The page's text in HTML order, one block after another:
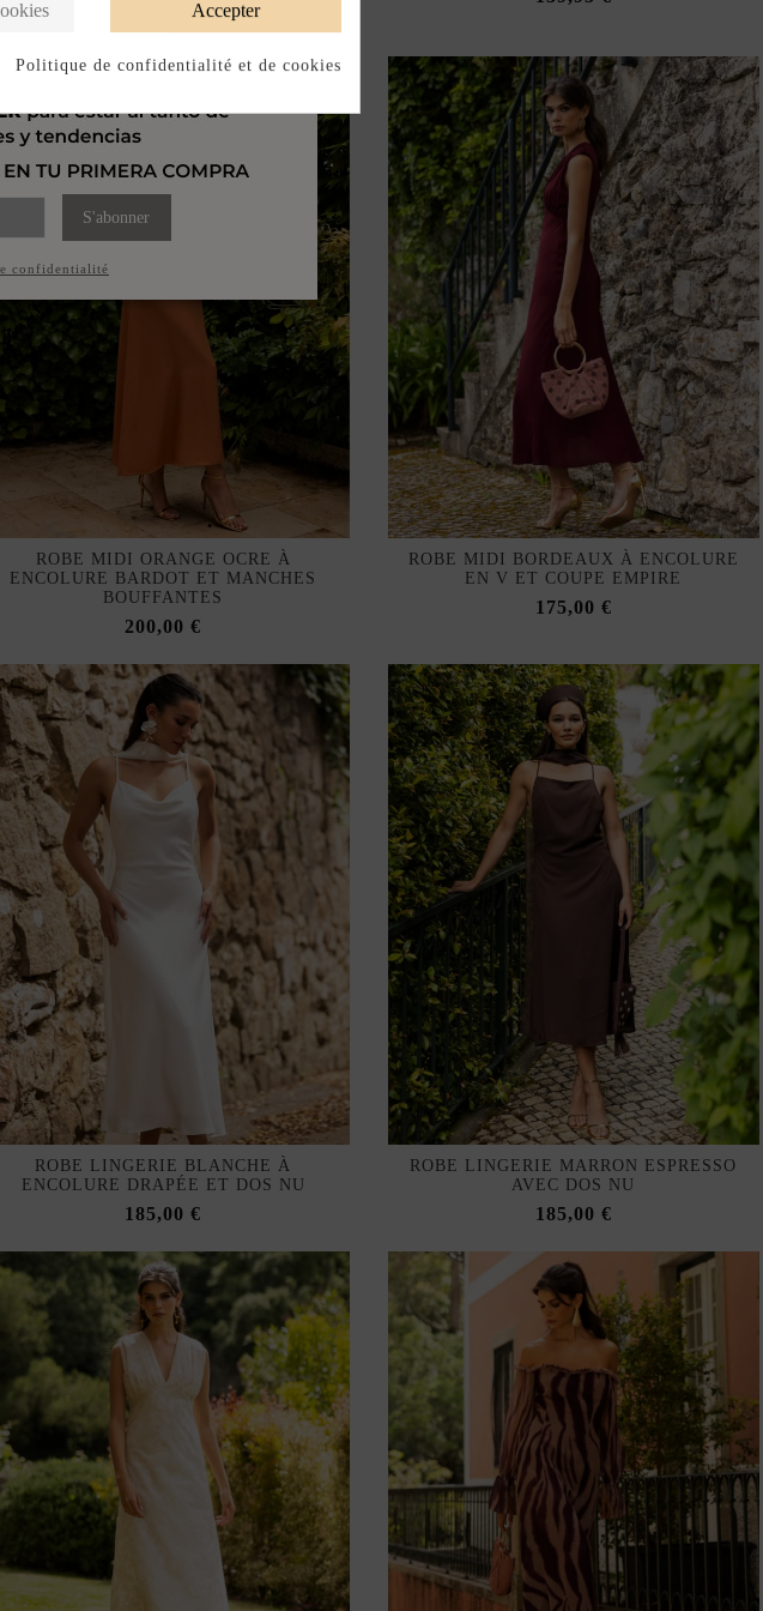
139,95 €
ROBE MIDI ORANGE OCRE À
ENCOLURE BARDOT ET MANCHES
BOUFFANTES
200,00 €
ROBE MIDI BORDEAUX À ENCOLURE
EN V ET COUPE EMPIRE
175,00 €
ROBE LINGERIE BLANCHE À
ENCOLURE DRAPÉE ET DOS NU
185,00 €
ROBE LINGERIE MARRON ESPRESSO
AVEC DOS NU
185,00 €
S'abonner
confidentialité
Accepter
Politique de confidentialité et de cookies